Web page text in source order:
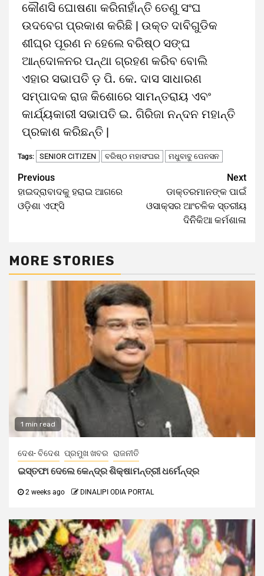
କୌଣସି ଘୋଷଣା କରିନାହାଁନ୍ତି ତେଣୁ ସଂଘ
ଉଦବେଗ ପ୍ରକାଶ କରିଛି | ଉକ୍ତ ଦାବିଗୁଡିକ
ଶୀଘ୍ର ପୂରଣ ନ ହେଲେ ବରିଷ୍ଠ ସଙ୍ଘ
ଆନ୍ଦୋଳନର ପନ୍ଥା ଗ୍ରହଣ କରିବ ବୋଲି
ଏହାର ସଭାପତି ଡ଼ ପି. କେ. ଦାସ ସାଧାରଣ
ସମ୍ପାଦକ ରାଜ କିଶୋରେ ସାମନ୍ତରାୟ ଏବଂ
କାର୍ଯ୍ୟକାରୀ ସଭାପତି ଇ. ଗିରିଜା ନନ୍ଦନ ମହାନ୍ତି
ପ୍ରକାଶ କରିଛନ୍ତି |
Tags: SENIOR CITIZEN ବରିଷ୍ଠ ମହାସଂଘର ମଧୁବାବୁ ପେନସନ
Previous
ହାଇଦ୍ରାବାଦକୁ ହରାଇ ଆଗରେ
ଓଡ଼ିଶା ଏଫ୍‌ସି
Next
ଡାକ୍ତରମାନଙ୍କ ପାଇଁ
ଓସାକ୍ସର ଆଂଚଳିକ ସ୍ତରୀୟ
ଦିନିିକିଆ କର୍ମଶାଳା
MORE STORIES
1 min read
ଦେଶ- ବିଦେଶ ପ୍ରମୁଖ ଖବର ରାଜନୀତି
ଇସ୍ତଫା ଦେଲେ କେନ୍ଦ୍ର ଶିକ୍ଷାମନ୍ତ୍ରୀ ଧର୍ମେନ୍ଦ୍ର
2 weeks ago DINALIPI ODIA PORTAL